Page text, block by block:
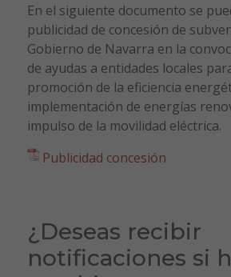
En el siguiente documento se
publicidad de concesión de
Gobierno de Navarra en la
de ayudas a entidades locales
promoción de la eficiencia
implementación de energías
impulso de la movilidad eléctrica.
Publicidad concesión
¿Deseas recibir
notificaciones si